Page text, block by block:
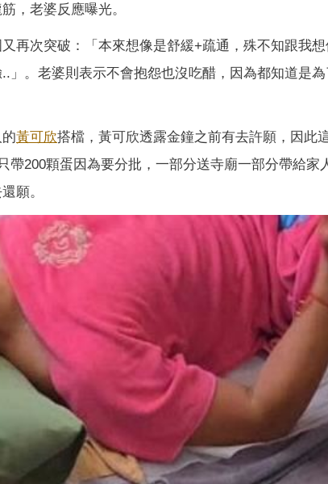
，老婆反應曝光。
再次突破：「本來想像是舒緩+疏通，殊不知跟我
」。老婆則表示不會抱怨也沒吃醋，因為都知道是
黃可欣搭檔，黃可欣透露金鐘之前有去許願，因此
帶200顆蛋因為要分批，一部分送寺廟一部分帶給家
願。